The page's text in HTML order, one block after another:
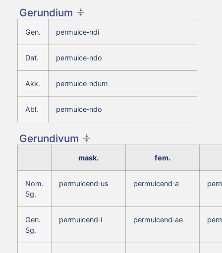
Gerundium
Gen. permulce‑ndi
Dat. permulce‑ndo
Akk. permulce‑ndum
Abl. permulce‑ndo
Gerundivum
mask. fem.
Nom.
Sg.
permulcend‑us permulcend‑a
Gen.
Sg.
permulcend‑i permulcend‑ae